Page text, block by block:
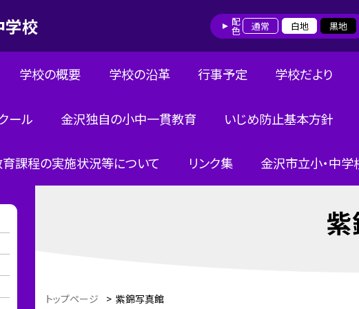
学校 配色 通常 白地 黒地
学校の概要 学校の沿革 行事予定 学校だより
ール 金沢独自の小中一貫教育 いじめ防止基本方針
課程の実施状況等について リンク集 金沢市立小・中
トップページ > 紫錦写真館